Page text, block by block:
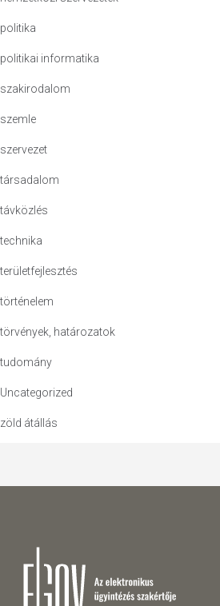
politika
politikai informatika
szakirodalom
szemle
szervezet
társadalom
távközlés
technika
területfejlesztés
történelem
törvények, határozatok
tudomány
Uncategorized
zöld átállás